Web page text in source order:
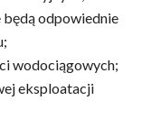
odpowiednie
wodociągowych;
eksploatacji